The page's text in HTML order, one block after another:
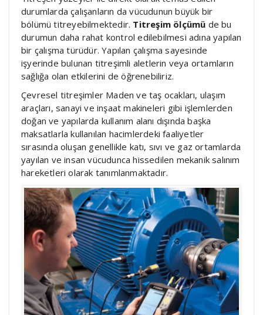
durumlarda çalışanların da vücudunun büyük bir
bölümü titreyebilmektedir. Titreşim ölçümü de bu
durumun daha rahat kontrol edilebilmesi adına yapılan
bir çalışma türüdür. Yapılan çalışma sayesinde
işyerinde bulunan titreşimli aletlerin veya ortamların
sağlığa olan etkilerini de öğrenebiliriz.
Çevresel titreşimler Maden ve taş ocakları, ulaşım
araçları, sanayi ve inşaat makineleri gibi işlemlerden
doğan ve yapılarda kullanım alanı dışında başka
maksatlarla kullanılan hacimlerdeki faaliyetler
sırasında oluşan genellikle katı, sıvı ve gaz ortamlarda
yayılan ve insan vücudunca hissedilen mekanik salınım
hareketleri olarak tanımlanmaktadır.